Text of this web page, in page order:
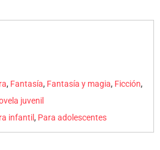
, Fantasía, Fantasía y magia, Ficción,
juvenil
infantil, Para adolescentes